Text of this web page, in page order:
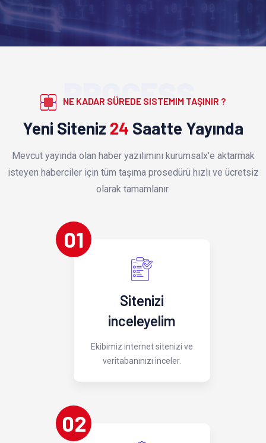
PROCESS
NE KADAR SÜREDE SISTEMIM TAŞINIR ?
Yeni Siteniz 24 Saatte Yayında
Mevcut yayında olan haber yazılımını kurumsalx'e aktarmak
isteyen haberciler için tüm taşıma prosedürü hızlı ve ücretsiz
olarak tamamlanır.
01
Sitenizi
inceleyelim
Ekibimiz internet sitenizi ve
veritabanınızı inceler.
02